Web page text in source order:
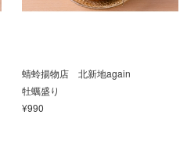
蜻蛉揚物店 北新地again
牡蠣盛り
¥990